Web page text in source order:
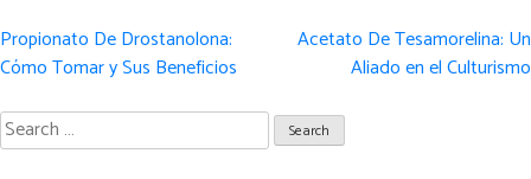
Post
navigation
Propionato De Drostanolona:
Cómo Tomar y Sus Beneficios
Acetato De Tesamorelina: Un
Aliado en el Culturismo
Search
for: